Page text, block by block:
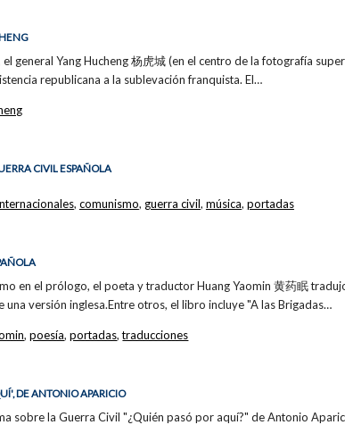
general Yang Hucheng 杨虎城 (en el centro de la fotografía
republicana a la sublevación franquista. El…
CIVIL ESPAÑOLA
, comunismo, guerra civil, música, portadas
en el prólogo, el poeta y traductor Huang Yaomin 黄药眠
una versión inglesa.Entre otros, el libro incluye "A las Brigadas…
,poesía,portadas,traducciones
DE ANTONIO APARICIO
sobre la Guerra Civil "¿Quién pasó por aquí?" de Antonio